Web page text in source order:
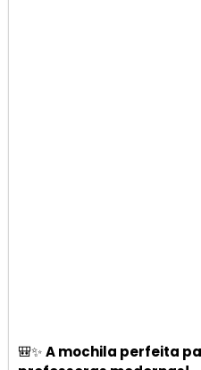
🎒✨A mochila perfeita